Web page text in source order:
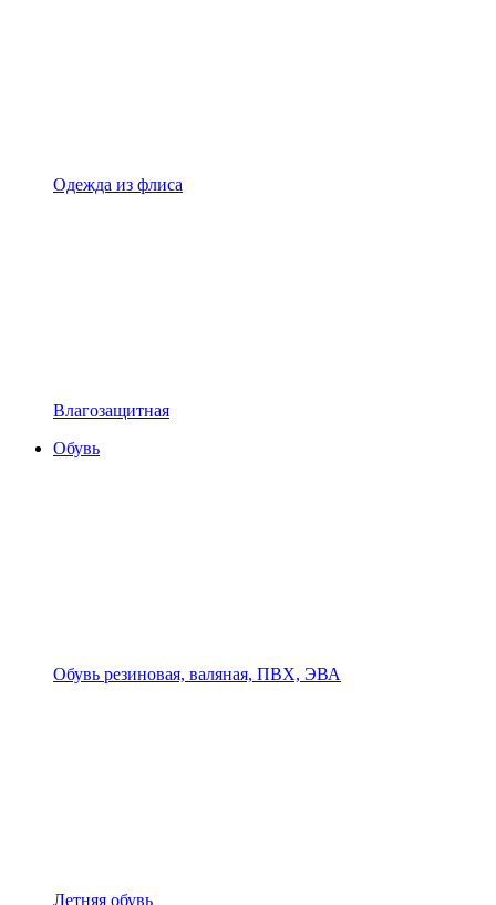
Одежда из флиса
Влагозащитная
Обувь
Обувь резиновая, валяная, ПВХ, ЭВА
Летняя обувь